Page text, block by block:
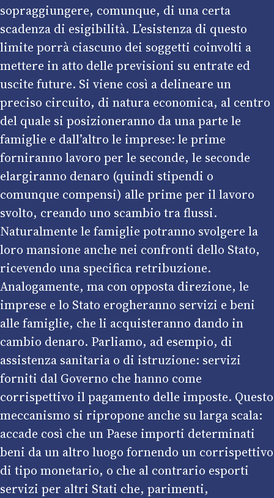
sopraggiungere, comunque, di una certa
scadenza di esigibilità. L’esistenza di questo
limite porrà ciascuno dei soggetti coinvolti a
mettere in atto delle previsioni su entrate ed
uscite future. Si viene così a delineare un
preciso circuito, di natura economica, al centro
del quale si posizioneranno da una parte le
famiglie e dall’altro le imprese: le prime
forniranno lavoro per le seconde, le seconde
elargiranno denaro (quindi stipendi o
comunque compensi) alle prime per il lavoro
svolto, creando uno scambio tra flussi.
Naturalmente le famiglie potranno svolgere la
loro mansione anche nei confronti dello Stato,
ricevendo una specifica retribuzione.
Analogamente, ma con opposta direzione, le
imprese e lo Stato erogheranno servizi e beni
alle famiglie, che li acquisteranno dando in
cambio denaro. Parliamo, ad esempio, di
assistenza sanitaria o di istruzione: servizi
forniti dal Governo che hanno come
corrispettivo il pagamento delle imposte. Questo
meccanismo si ripropone anche su larga scala:
accade così che un Paese importi determinati
beni da un altro luogo fornendo un corrispettivo
di tipo monetario, o che al contrario esporti
servizi per altri Stati che, parimenti,